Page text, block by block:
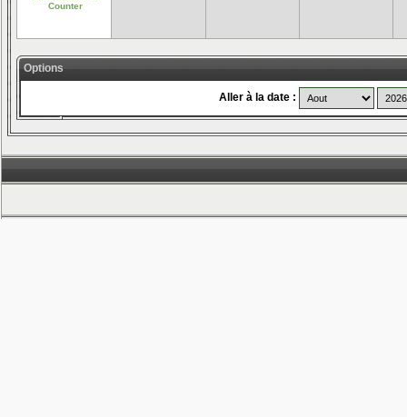
Counter
Options
Aller à la date :